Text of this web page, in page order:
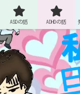
ASDの話 ADHDの話